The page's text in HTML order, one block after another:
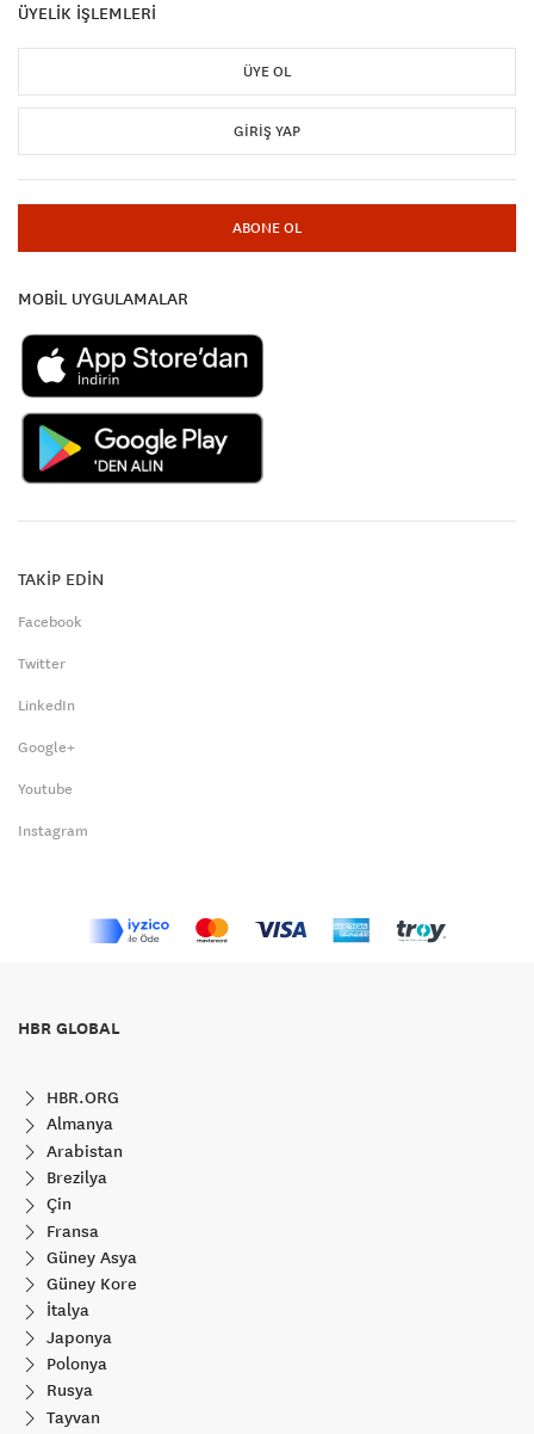
ÜYELİK İŞLEMLERİ
ÜYE OL
GIRIŞ YAP
ABONE OL
MOBİL UYGULAMALAR
TAKİP EDİN
Facebook
Twitter
LinkedIn
Google+
Youtube
Instagram
HBR GLOBAL
HBR.ORG
Almanya
Arabistan
Brezilya
Çin
Fransa
Güney Asya
Güney Kore
İtalya
Japonya
Polonya
Rusya
Tayvan